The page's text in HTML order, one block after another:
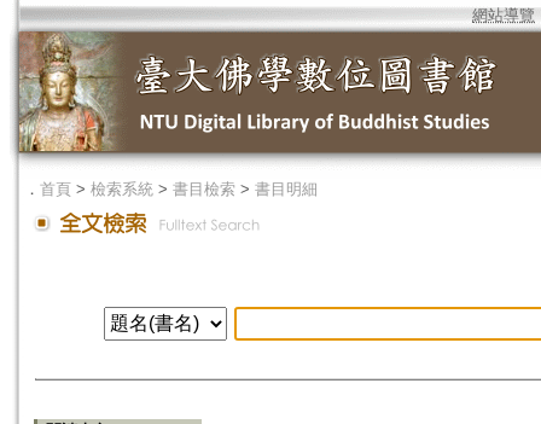
網站導覽
． 首頁 > 檢索系統 > 書目檢索 > 書目明細